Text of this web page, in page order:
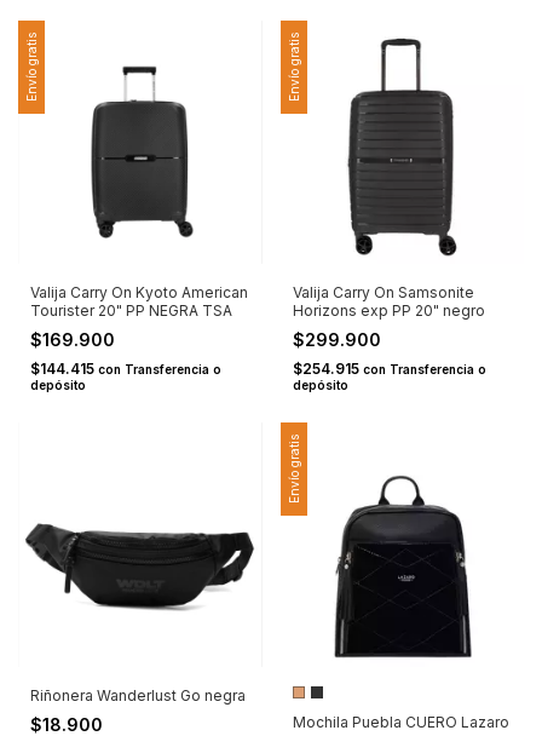
Envío gratis
Valija Carry On Kyoto American
Tourister 20" PP NEGRA TSA
$169.900
$144.415 con Transferencia o
depósito
Envío gratis
Valija Carry On Samsonite
Horizons exp PP 20" negro
$299.900
$254.915 con Transferencia o
depósito
Riñonera Wanderlust Go negra
$18.900
Envío gratis
Mochila Puebla CUERO Lazaro